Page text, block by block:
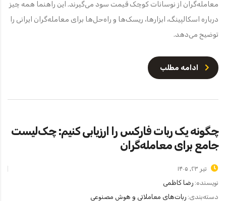
معامله‌گران از نوسانات کوچک قیمت سود می‌گیرند. این راهنما همه چیز
درباره اسکالپینگ، ابزارها، ریسک‌ها و راه‌حل‌ها برای معامله‌گران ایرانی را
توضیح می‌دهد.
ادامه مطلب
چگونه یک ربات فارکس را ارزیابی کنیم: چک‌لیست
جامع برای معامله‌گران
تیر ۲۳, ۱۴۰۵
نویسنده: رضا کاظمی
دسته‌بندی: ربات‌های معاملاتی و هوش مصنوعی